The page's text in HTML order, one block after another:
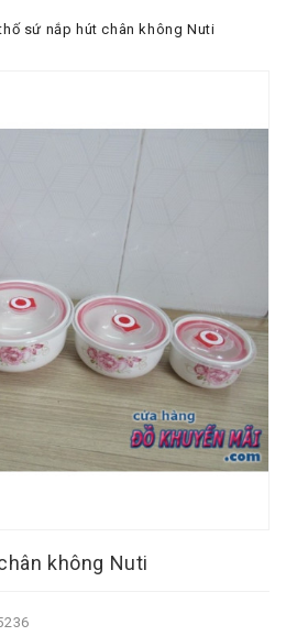
sứ nắp hút chân không Nuti
không Nuti